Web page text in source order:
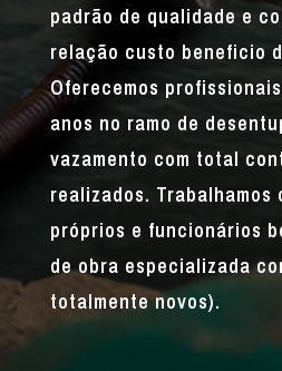
padrão de qualidade e
relação custo beneficio
Oferecemos
anos no ramo de
vazamento com total
realizados. Trabalhamos
próprios e funcionários
de obra especializada
totalmente novos).